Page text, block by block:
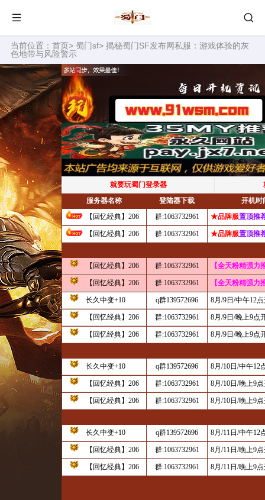
当前位置： 首页> 蜀门sf> 揭秘蜀门SF发布网私服：游戏体验的灰
色地带与风险警示